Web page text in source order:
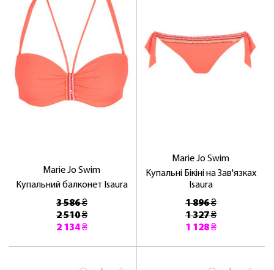
Marie Jo Swim
Купальний балконет Isaura
3 586 ₴
2 510 ₴
2 134 ₴
Marie Jo Swim
Купальні Бікіні на Зав'язках
Isaura
1 896 ₴
1 327 ₴
1 128 ₴